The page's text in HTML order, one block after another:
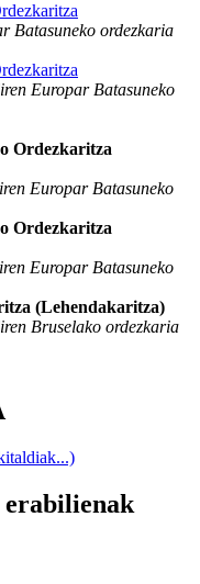
Batasuneko ordezkaria
Europar Batasuneko
Ordezkaritza
Europar Batasuneko
Ordezkaritza
Europar Batasuneko
(Lehendakaritza)
Bruselako ordezkaria
erabilienak